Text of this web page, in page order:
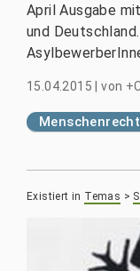
April Ausgabe
und
15.04.2015 |von
Existiert in Temas >